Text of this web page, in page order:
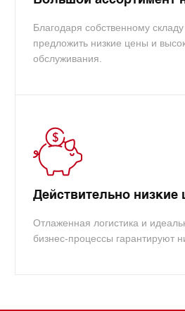
Благодаря собственному
предложить низкие цены и
обслуживания.
Действительно низкие
Отлаженная логистика и
бизнес-процессы гарантируют